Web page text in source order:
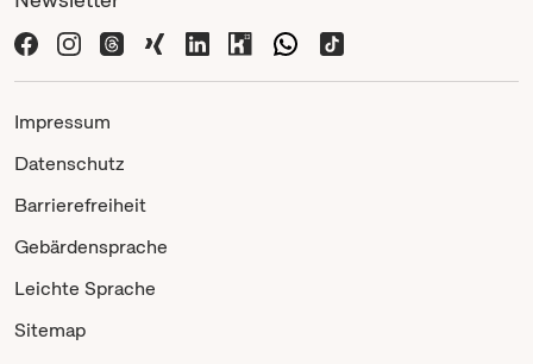
Impressum
Datenschutz
Barrierefreiheit
Gebärdensprache
Leichte Sprache
Sitemap